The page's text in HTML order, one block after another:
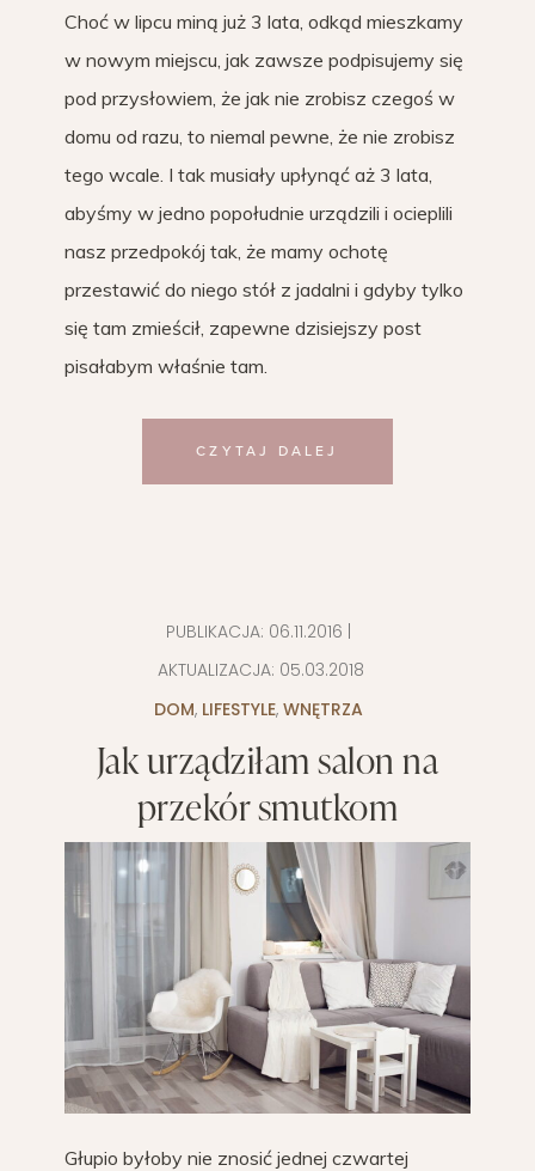
Choć w lipcu miną już 3 lata, odkąd mieszkamy
w nowym miejscu, jak zawsze podpisujemy się
pod przysłowiem, że jak nie zrobisz czegoś w
domu od razu, to niemal pewne, że nie zrobisz
tego wcale. I tak musiały upłynąć aż 3 lata,
abyśmy w jedno popołudnie urządzili i ocieplili
nasz przedpokój tak, że mamy ochotę
przestawić do niego stół z jadalni i gdyby tylko
się tam zmieścił, zapewne dzisiejszy post
pisałabym właśnie tam.
CZYTAJ DALEJ
PUBLIKACJA: 06.11.2016
AKTUALIZACJA: 05.03.2018
DOM, LIFESTYLE, WNĘTRZA
Jak urządziłam salon na
przekór smutkom
Głupio byłoby nie znosić jednej czwartej